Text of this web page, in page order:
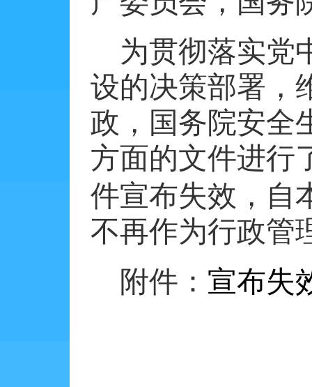
为贯彻落实党
设的决策部署，
政，国务院安全
方面的文件进行
件宣布失效，自
不再作为行政管
附件： 宣布失